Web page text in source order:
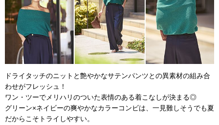
ドライタッチのニットと艶やかなサテンパンツとの異素材の組み合
わせがフレッシュ！
ワン・ツーでメリハリのついた表情のある着こなしが決まる◎
グリーン×ネイビーの爽やかなカラーコンビは、一見難しそうでも夏
だからこそトライしやすい。